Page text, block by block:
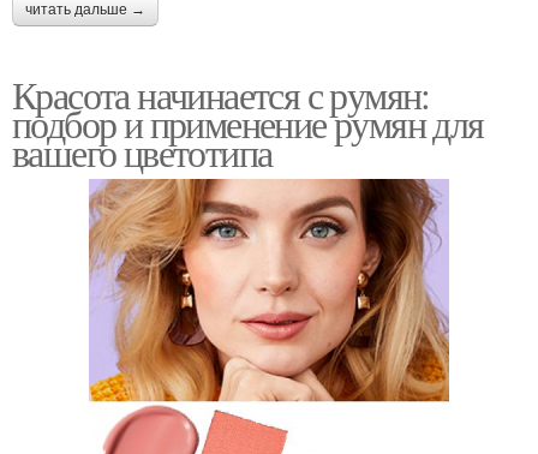
читать дальше →
Красота начинается с румян:
подбор и применение румян для
вашего цветотипа